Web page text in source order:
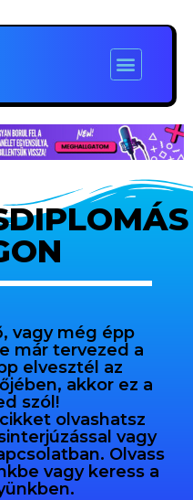
vagy még épp
már tervezed a
elvesztél az
akkor ez a
szól!
olvashatsz
vagy
Olvass
vagy keress a